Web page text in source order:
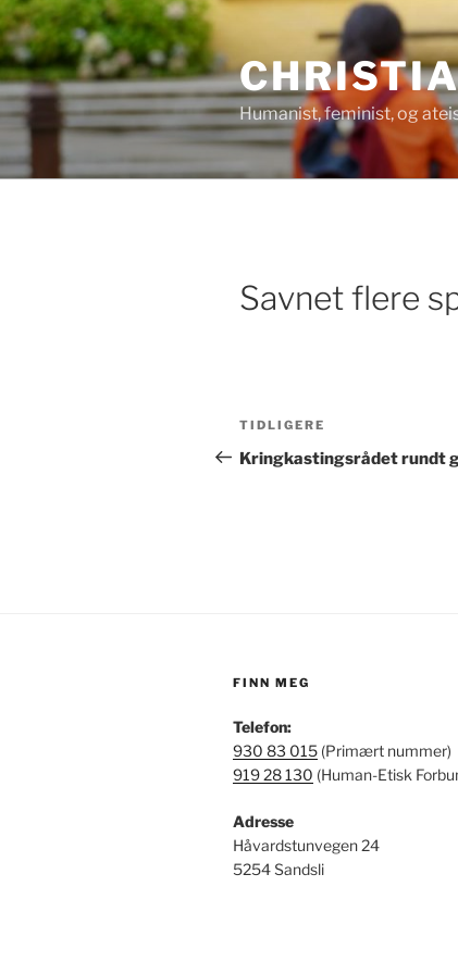
Gå
til
innhold
Humanist, feminist, og
Savnet flere
Forrige
innlegg
TIDLIGERE
Kringkastingsrådet rundt
FINN MEG
Telefon:
930 83 015 (Primært nummer)
919 28 130 (Human-Etisk
Adresse
Håvardstunvegen 24
5254 Sandsli